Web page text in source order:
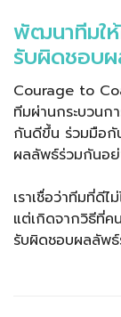
พัฒนาทีมให้
รับผิดชอบ
Courage to
ทีมผ่านกระบวน
กันดีขึ้น ร่วมมือกั
ผลลัพธ์ร่วมกันอย่
เราเชื่อว่าทีมที่ดีไ
แต่เกิดจากวิธีที่
รับผิดชอบผลลัพ